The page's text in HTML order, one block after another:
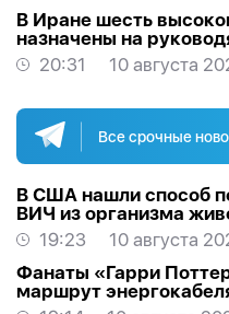
В Иране шесть
назначены на
Вооруженных силах
20:31 10 августа
Все срочные
В США нашли способ
ВИЧ из организма
19:23
10 августа
Фанаты «Гарри
маршрут